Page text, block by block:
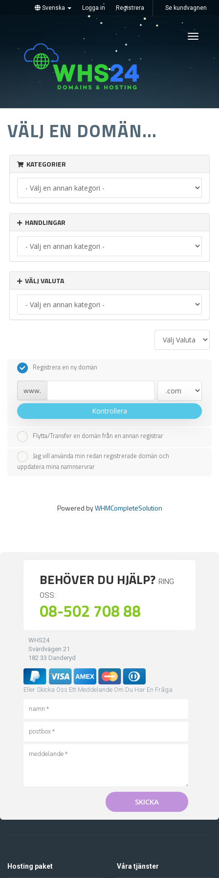
Svenska Logga in Registrera Se kundvagnen
Toggle
VÄLJ EN DOMÄN...
KATEGORIER
HANDLINGAR
VÄLJ VALUTA
Registrera en ny domän
www.
Kontrollera
Flytta/Transfer en domän från en annan registrar
Jag vill använda min redan registrerade domän och
uppdatera mina namnservrar
Powered byWHMCompleteSolution
BEHÖVER DU HJÄLP? RING
OSS:
08-502 708 88
WHS24
Svärdvägen 21
182 33 Danderyd
Eller Skicka Oss Ett Meddelande Om Du Har En Fråga
SKICKA
Hosting paket Våra tjänster